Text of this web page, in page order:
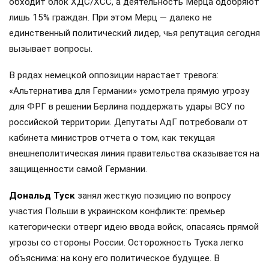
лишь 15% граждан. При этом Мерц — далеко не
единственный политический лидер, чья репутация сегодня
вызывает вопросы.
В рядах немецкой оппозиции нарастает тревога:
«Альтернатива для Германии» усмотрела прямую угрозу
для ФРГ в решении Берлина поддержать удары ВСУ по
российской территории. Депутаты АдГ потребовали от
кабинета министров отчета о том, как текущая
внешнеполитическая линия правительства сказывается на
защищенности самой Германии.
Дональд Туск занял жесткую позицию по вопросу
участия Польши в украинском конфликте: премьер
категорически отверг идею ввода войск, опасаясь прямой
угрозы со стороны России. Осторожность Туска легко
объяснима: на кону его политическое будущее. В